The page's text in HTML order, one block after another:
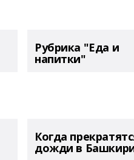
Рубрика "Еда и
напитки"
Когда
дожди в